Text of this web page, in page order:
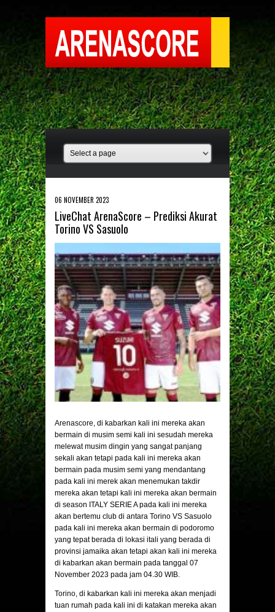
06 NOVEMBER 2023
LiveChat ArenaScore – Prediksi Akurat
Torino VS Sasuolo
Arenascore, di kabarkan kali ini mereka akan
bermain di musim semi kali ini sesudah mereka
melewat musim dingin yang sangat panjang
sekali akan tetapi pada kali ini mereka akan
bermain pada musim semi yang mendantang
pada kali ini merek akan menemukan takdir
mereka akan tetapi kali ini mereka akan bermain
di season ITALY SERIE A pada kali ini mereka
akan bertemu club di antara Torino VS Sasuolo
pada kali ini mereka akan bermain di podoromo
yang tepat berada di lokasi itali yang berada di
provinsi jamaika akan tetapi akan kali ini mereka
di kabarkan akan bermain pada tanggal 07
November 2023 pada jam 04.30 WIB.
Torino, di kabarkan kali ini mereka akan menjadi
tuan rumah pada kali ini di katakan mereka akan